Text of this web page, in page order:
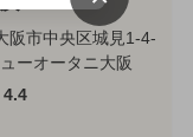
阪市中央区城見1-4-
ーオータニ大阪
4.4